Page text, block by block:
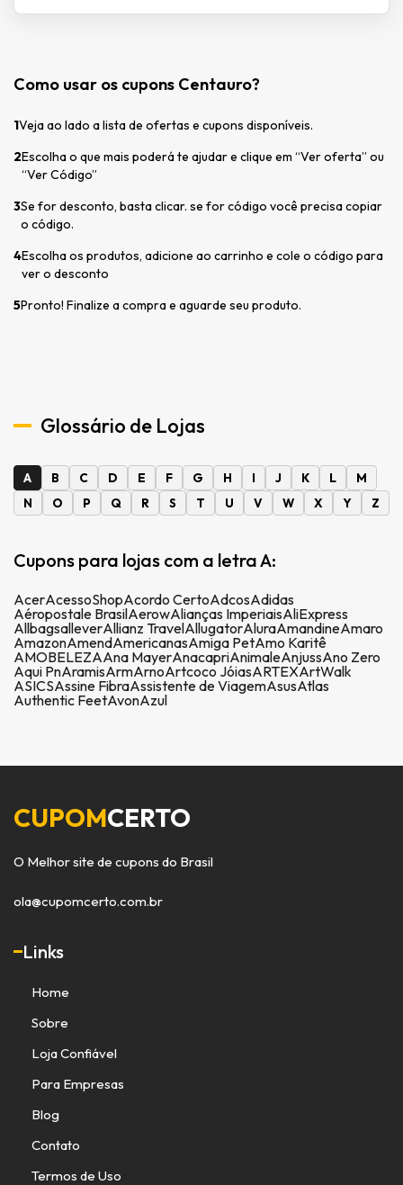
Como usar os cupons Centauro?
1Veja ao lado a lista de ofertas e cupons disponíveis.
2Escolha o que mais poderá te ajudar e clique em “Ver oferta” ou
“Ver Código”
3Se for desconto, basta clicar. se for código você precisa copiar
o código.
4Escolha os produtos, adicione ao carrinho e cole o código para
ver o desconto
5Pronto! Finalize a compra e aguarde seu produto.
Glossário de Lojas
A B C D E F G H I J K L
M
N
O P Q R S T U V W X Y Z
Cupons para lojas com a letra A:
AcerAcessoShopAcordo CertoAdcosAdidas
Aéropostale BrasilAerowAlianças ImperiaisAliExpress
AllbagsalleverAllianz TravelAllugatorAluraAmandineAmaro
AmazonAmendAmericanasAmiga PetAmo Karitê
AMOBELEZAAna MayerAnacapriAnimaleAnjussAno Zero
Aqui PnAramisArmArnoArtcoco JóiasARTEXArtWalk
ASICSAssine FibraAssistente de ViagemAsusAtlas
Authentic FeetAvonAzul
CUPOMCERTO
O Melhor site de cupons do Brasil
ola@cupomcerto.com.br
Links
Home
Sobre
Loja Confiável
Para Empresas
Blog
Contato
Termos de Uso